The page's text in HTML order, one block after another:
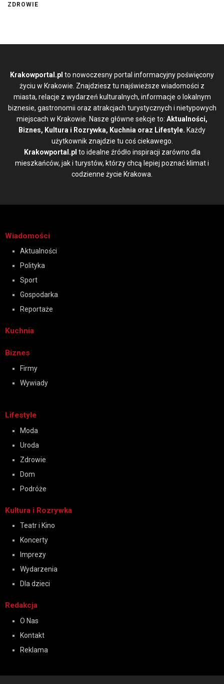
ZDROWIE
Krakowportal.pl to nowoczesny portal informacyjny poświęcony
życiu w Krakowie. Znajdziesz tu najświeższe wiadomości z
miasta, relacje z wydarzeń kulturalnych, informacje o lokalnym
biznesie, gastronomii oraz atrakcjach turystycznych i nietypowych
miejscach w Krakowie. Nasze główne sekcje to: Aktualności,
Biznes, Kultura i Rozrywka, Kuchnia oraz Lifestyle. Każdy
użytkownik znajdzie tu coś ciekawego.
Krakowportal.pl to idealne źródło inspiracji zarówno dla
mieszkańców, jak i turystów, którzy chcą lepiej poznać klimat i
codzienne życie Krakowa.
Wiadomości
Aktualności
Polityka
Sport
Gospodarka
Reportaże
Kuchnia
Biznes
Firmy
Wywiady
Lifestyle
Moda
Uroda
Zdrowie
Dom
Podróże
Kultura i Rozrywka
Teatr i Kino
Koncerty
Imprezy
Wydarzenia
Dla dzieci
Redakcja
O Nas
Kontakt
Reklama